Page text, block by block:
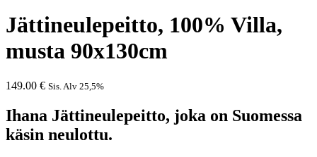
Jättineulepeitto, 100% Villa,
musta 90x130cm
149.00 € Sis. Alv 25,5%
Ihana Jättineulepeitto, joka on Suomessa
käsin neulottu.